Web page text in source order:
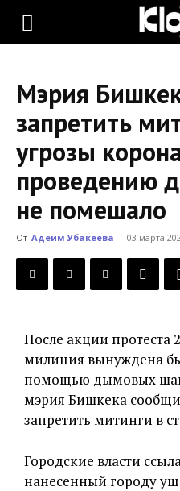
KLOOP.KG
Новости
Кыргызстана
Мэрия
запретить
угрозы
проведению
не помешало
От Адеим Убакеева - 03 марта
После акции протеста
милиция вынуждена
помощью дымовых
мэрия Бишкека
запретить митинги в
Городские власти
нанесенный городу